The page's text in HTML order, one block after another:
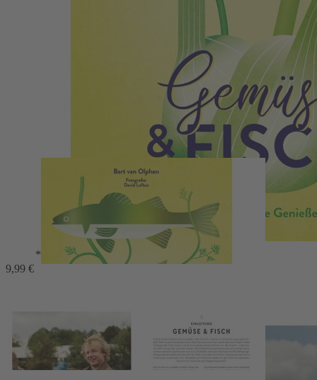
Gemüse & Fisch
Bart van Olphen
80 perfekt kombinierte Genießerrezepte
*
9,99 €
Sofort lieferbar
80 perfekt kombinierte Genießerrezepte
Beschreibung
Ausgezeichnet mit dem Deutschen Kochbuchpreis – Platz 3 in